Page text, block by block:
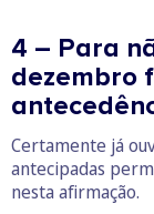
4 – Para
dezembro
Certamente já
antecipadas
nesta afirmação.